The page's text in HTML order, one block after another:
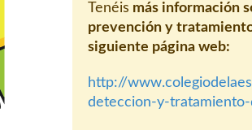
Tenéis más información
prevención y
siguiente página web:
http://
deteccion-y-